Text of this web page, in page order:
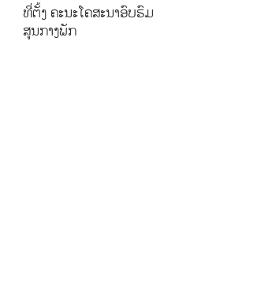
ທີ່ຕັ້ງ ຄະນະໂຄສະນາອົບຮົມ
ສູນກາງພັກ